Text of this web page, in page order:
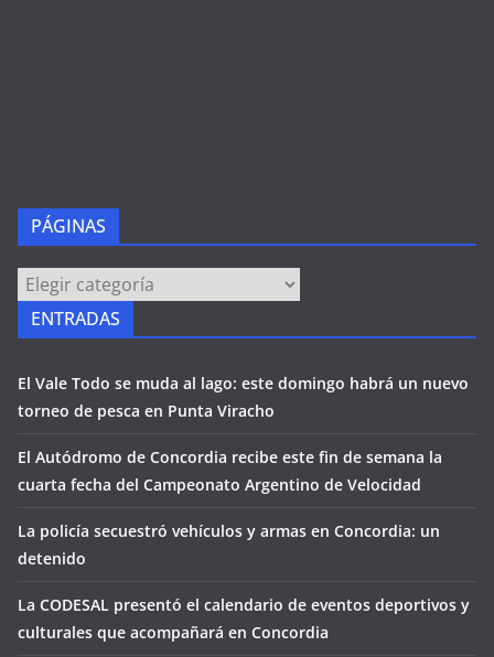
PÁGINAS
PÁGINAS
ENTRADAS
El Vale Todo se muda al lago: este domingo habrá un nuevo
torneo de pesca en Punta Viracho
El Autódromo de Concordia recibe este fin de semana la
cuarta fecha del Campeonato Argentino de Velocidad
La policía secuestró vehículos y armas en Concordia: un
detenido
La CODESAL presentó el calendario de eventos deportivos y
culturales que acompañará en Concordia